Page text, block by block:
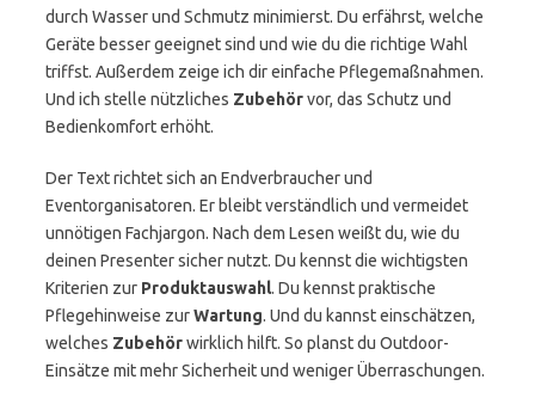
durch Wasser und Schmutz minimierst. Du erfährst, welche
Geräte besser geeignet sind und wie du die richtige Wahl
triffst. Außerdem zeige ich dir einfache Pflegemaßnahmen.
Und ich stelle nützliches Zubehörvor, das Schutz und
Bedienkomfort erhöht.
Der Text richtet sich an Endverbraucher und
Eventorganisatoren. Er bleibt verständlich und vermeidet
unnötigen Fachjargon. Nach dem Lesen weißt du, wie du
deinen Presenter sicher nutzt. Du kennst die wichtigsten
Kriterien zur Produktauswahl. Du kennst praktische
Pflegehinweise zurWartung. Und du kannst einschätzen,
welches Zubehörwirklich hilft. So planst du Outdoor-
Einsätze mit mehr Sicherheit und weniger Überraschungen.